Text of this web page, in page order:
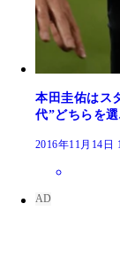
本田圭佑はス
代”どちらを
2016年11月14日